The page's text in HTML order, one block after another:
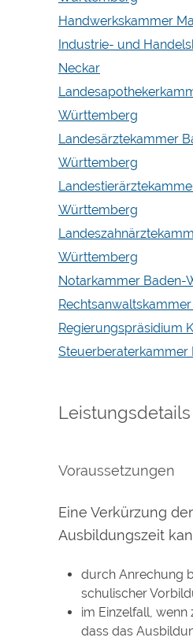
Handwerkskammer
Industrie- und
Neckar
Württemberg
Landesärztekammer
Württemberg
Württemberg
Württemberg
Notarkammer Baden-
Regierungspräsidium
Steuerberaterkammer
Leistungsdetails
Voraussetzungen
Eine Verkürzung der
Ausbildungszeit
durch Anrechung
schulischer
im Einzelfall, wenn
dass das